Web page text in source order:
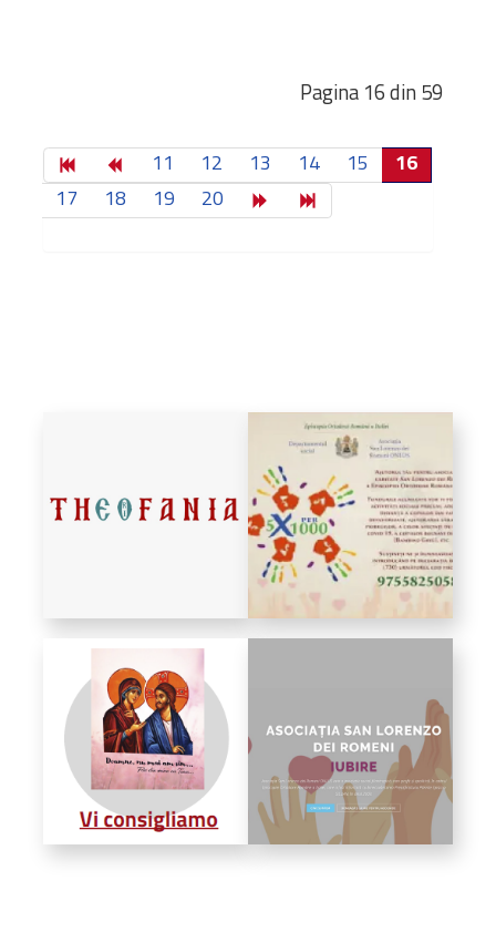
Pagina 16 din 59
11 12 13 14 15
16
17
18 19 20